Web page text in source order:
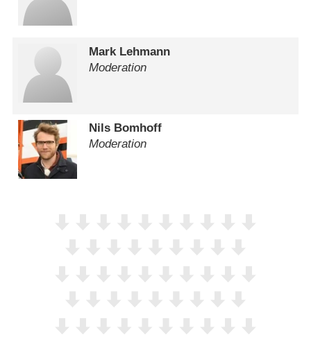
Mark Lehmann
Moderation
Nils Bomhoff
Moderation